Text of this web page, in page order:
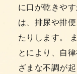
に口が乾きや
は、排尿や排
たりします。
とにより、自
ざまな不調が